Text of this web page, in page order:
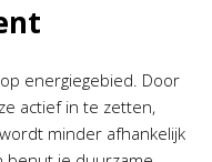
energiegebied. Door
actief in te zetten,
minder afhankelijk